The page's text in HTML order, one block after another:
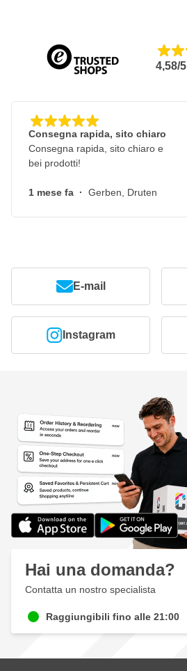
4,58/5
Consegna rapida, sito chiaro
Consegna rapida, sito chiaro e
bei prodotti!
1 mese fa · Gerben, Druten
E-mail
Instagram
Hai una domanda?
Contatta un nostro specialista
Raggiungibili fino alle 21:00